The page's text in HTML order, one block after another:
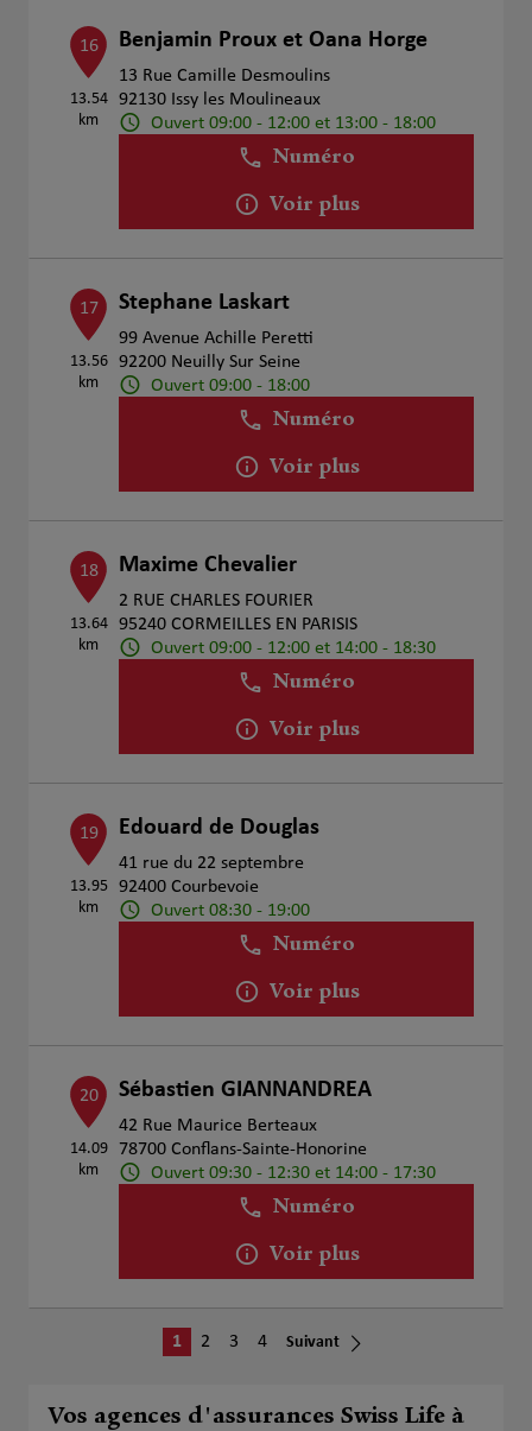
16
13.54
km
Benjamin Proux et Oana Horge
13 Rue Camille Desmoulins
92130 Issy les Moulineaux
Ouvert 09:00 - 12:00 et 13:00 - 18:00
Numéro
Voir plus
17
13.56
km
Stephane Laskart
99 Avenue Achille Peretti
92200 Neuilly Sur Seine
Ouvert 09:00 - 18:00
Numéro
Voir plus
18
13.64
km
Maxime Chevalier
2 RUE CHARLES FOURIER
95240 CORMEILLES EN PARISIS
Ouvert 09:00 - 12:00 et 14:00 - 18:30
Numéro
Voir plus
19
13.95
km
Edouard de Douglas
41 rue du 22 septembre
92400 Courbevoie
Ouvert 08:30 - 19:00
Numéro
Voir plus
20
14.09
km
Sébastien GIANNANDREA
42 Rue Maurice Berteaux
78700 Conflans-Sainte-Honorine
Ouvert 09:30 - 12:30 et 14:00 - 17:30
Numéro
Voir plus
1 2 3 4 Suivant
Vos agences d'assurances Swiss Life à